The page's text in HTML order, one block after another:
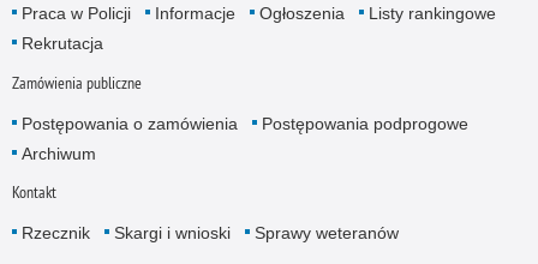
Praca w Policji Informacje Ogłoszenia
Listy rankingowe
Rekrutacja
Zamówienia publiczne
Postępowania o zamówienia
Postępowania podprogowe
Archiwum
Kontakt
Rzecznik Skargi i wnioski Sprawy weteranów